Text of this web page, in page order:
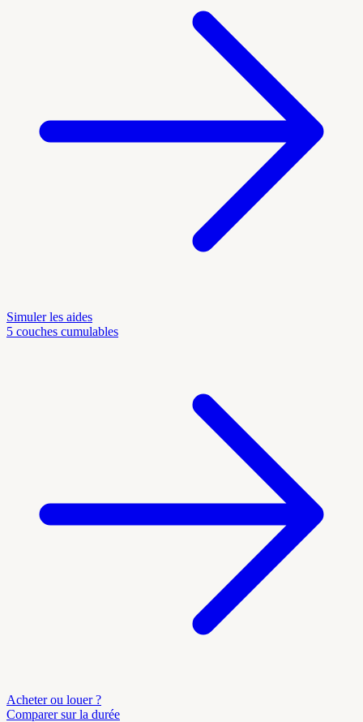
Simuler les aides
5 couches cumulables
Acheter ou louer ?
Comparer sur la durée